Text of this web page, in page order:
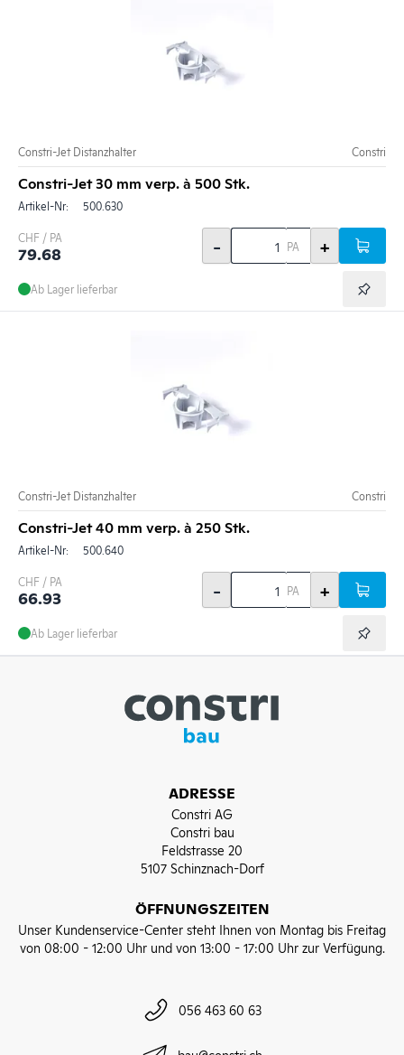
Constri-Jet Distanzhalter Constri
Constri-Jet 30 mm verp. à 500 Stk.
Artikel-Nr: 500.630
CHF / PA
79.68 - PA +
Ab Lager lieferbar
Constri-Jet Distanzhalter Constri
Constri-Jet 40 mm verp. à 250 Stk.
Artikel-Nr: 500.640
CHF / PA
66.93 - PA +
Ab Lager lieferbar
ADRESSE
Constri AG
Constri bau
Feldstrasse 20
5107 Schinznach-Dorf
ÖFFNUNGSZEITEN
Unser Kundenservice-Center steht Ihnen von Montag bis Freitag
von 08:00 - 12:00 Uhr und von 13:00 - 17:00 Uhr zur Verfügung.
056 463 60 63